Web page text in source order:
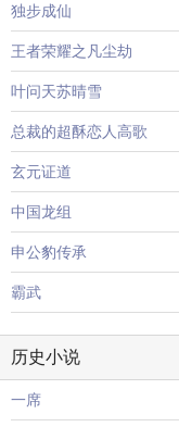
独步成仙
王者荣耀之凡尘劫
叶问天苏晴雪
总裁的超酥恋人高歌
玄元证道
中国龙组
申公豹传承
霸武
历史小说
一席